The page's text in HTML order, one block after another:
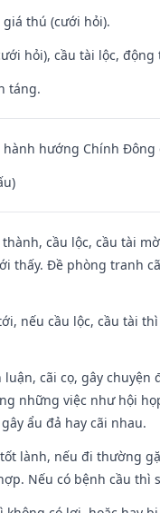
giá thú (cưới hỏi).
hỏi), cầu tài lộc, động
táng.
hướng Chính Đông
cầu lộc, cầu tài
thấy. Đề phòng tranh
nếu cầu lộc, cầu tài
luận, cãi cọ, gây
những việc như hội
ẩu đả hay cãi nhau.
lành, nếu đi thường
Nếu có bệnh cầu thì